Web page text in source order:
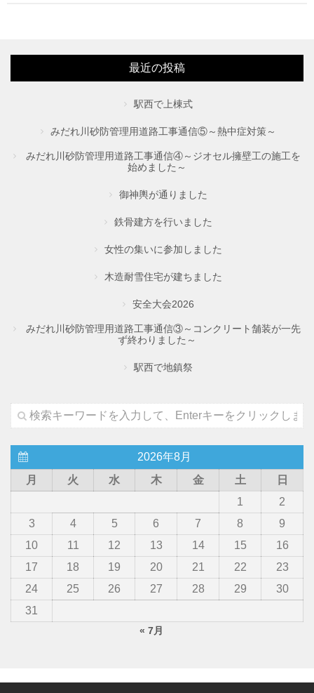
最近の投稿
駅西で上棟式
みだれ川砂防管理用道路工事通信⑤～熱中症対策～
みだれ川砂防管理用道路工事通信④～ジオセル擁壁工の施工を
始めました～
御神輿が通りました
鉄骨建方を行いました
女性の集いに参加しました
木造耐雪住宅が建ちました
安全大会2026
みだれ川砂防管理用道路工事通信③～コンクリート舗装が一先
ず終わりました～
駅西で地鎮祭
2026年8月
月
火 水 木 金 土
日
1
2
3
4 5 6 7 8
9
10
11 12 13 14 15
16
17
18 19 20 21 22
23
24
25 26 27 28 29
30
31
« 7月